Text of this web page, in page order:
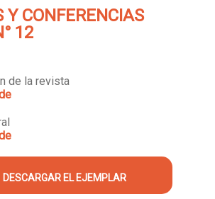
Y CONFERENCIAS
12
de la revista
DESCARGAR EL EJEMPLAR